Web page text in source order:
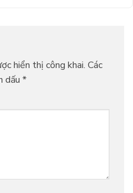
hiển thị công khai. Các
dấu *